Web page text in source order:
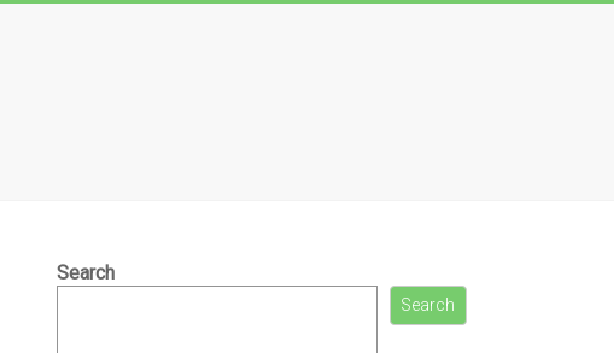
Search
Search